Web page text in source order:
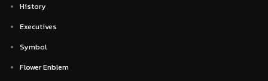
History
Executives
Symbol
Flower Enblem